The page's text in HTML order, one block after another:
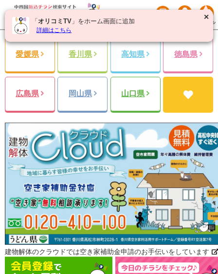
愛媛県 香川県 高知県 徳島県
広島県 岡山県 山口県
建物解体のクラウドでは空き家補助金申請のお手伝いをしています
✕
「 オリコミTV 」をホーム画面に追加
詳細はこちら